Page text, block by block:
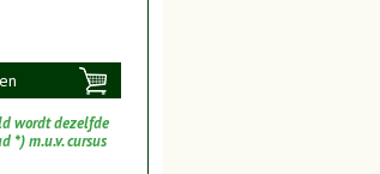
wordt dezelfde
*) m.u.v. cursus